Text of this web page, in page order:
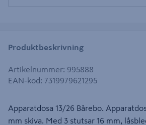
Produktbeskrivning
Artikelnummer: 995888
EAN-kod: 7319979621295
Apparatdosa 13/26 Bårebo.
mm skiva. Med 3 stutsar 16 mm,